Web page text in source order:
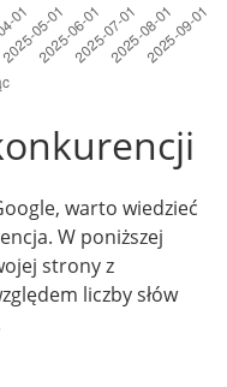
warto wiedzieć
W poniższej
strony z
liczby słów